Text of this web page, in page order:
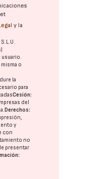
y la
o
la
para
Cesión:
del
Derechos:
y
con
no
presentar